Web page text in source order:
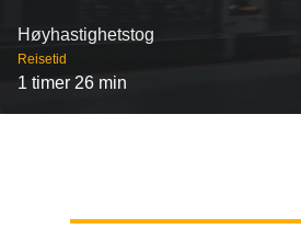
Høyhastighetstog
Reisetid
1 timer 26 min